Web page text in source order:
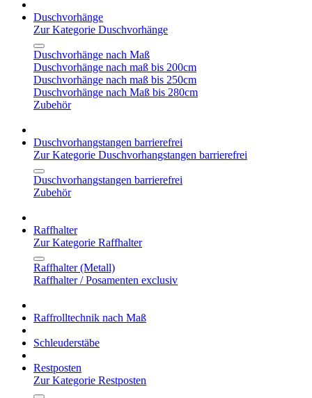
Duschvorhänge
Zur Kategorie Duschvorhänge
Duschvorhänge nach Maß
Duschvorhänge nach maß bis 200cm
Duschvorhänge nach maß bis 250cm
Duschvorhänge nach Maß bis 280cm
Zubehör
Duschvorhangstangen barrierefrei
Zur Kategorie Duschvorhangstangen barrierefrei
Duschvorhangstangen barrierefrei
Zubehör
Raffhalter
Zur Kategorie Raffhalter
Raffhalter (Metall)
Raffhalter / Posamenten exclusiv
Raffrolltechnik nach Maß
Schleuderstäbe
Restposten
Zur Kategorie Restposten